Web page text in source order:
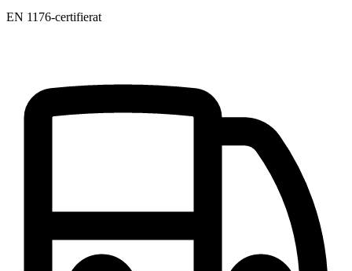
EN 1176-certifierat